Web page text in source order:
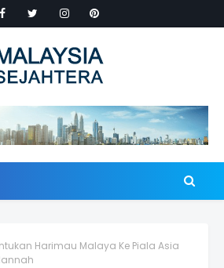
Harimau Malaya Ke Piala Asia